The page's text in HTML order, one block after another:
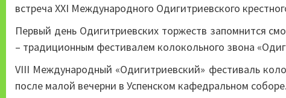
встреча XXI Международного Одигитриевского
Первый день Одигитриевских торжеств запомнится
– традиционным фестивалем колокольного звона
VIII Международный «Одигитриевский» фестиваль
после малой вечерни в Успенском кафедральном соборе.